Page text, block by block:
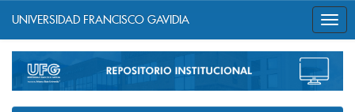
navigation
UNIVERSIDAD FRANCISCO GAVIDIA